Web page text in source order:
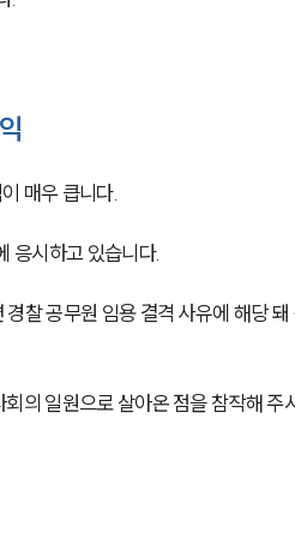
매우 큽니다.
응시하고 있습니다.
찰 공무원 임용 결격 사유에 해당 돼
의 일원으로 살아온 점을 참작해 주